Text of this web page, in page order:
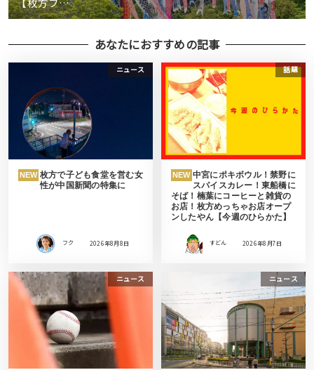
あなたにおすすめの記事
ニュース
NEW 枚方で子ども食堂を営む女
性が中国新聞の特集に
フク 2026年8月8日
話題
NEW 中宮にポキボウル！禁野に
スパイスカレー！東船橋に
そば！楠葉にコーヒーと雑貨の
お店！枚方めっちゃお店オープ
ンしたやん【今週のひらかた】
すどん 2026年8月7日
ニュース ニュース